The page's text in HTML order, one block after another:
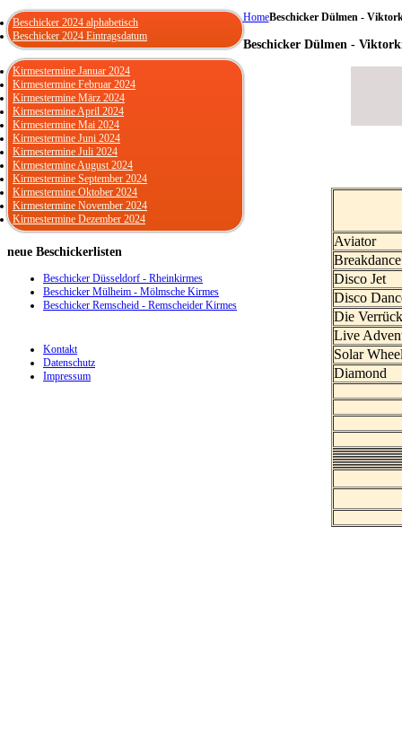
HomeBeschicker Dülmen -
Beschicker Dülmen -
Aviator
Breakdance
Disco Jet
Disco
Die
Live
Solar
Diamond
Beschicker 2024 alphabetisch
Beschicker 2024 Eintragsdatum
Kirmestermine Januar 2024
Kirmestermine Februar 2024
Kirmestermine März 2024
Kirmestermine April 2024
Kirmestermine Mai 2024
Kirmestermine Juni 2024
Kirmestermine Juli 2024
Kirmestermine August 2024
Kirmestermine September 2024
Kirmestermine Oktober 2024
Kirmestermine November 2024
Kirmestermine Dezember 2024
neue Beschickerlisten
Beschicker Düsseldorf - Rheinkirmes
Beschicker Mülheim - Mölmsche Kirmes
Beschicker Remscheid - Remscheider Kirmes
Kontakt
Datenschutz
Impressum